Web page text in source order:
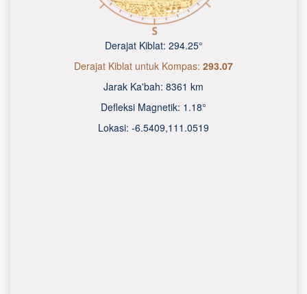
Derajat Kiblat: 294.25°
Derajat Kiblat untuk Kompas: 293.07
Jarak Ka'bah: 8361 km
Defleksi Magnetik: 1.18°
Lokasi: -6.5409,111.0520